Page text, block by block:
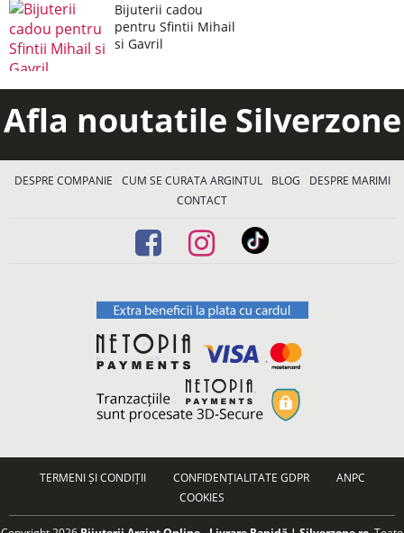
Bijuterii cadou
pentru Sfintii Mihail
si Gavril
Afla noutatile Silverzone
DESPRE COMPANIE CUM SE CURATA ARGINTUL BLOG
DESPRE MARIMI
CONTACT
TERMENI ȘI CONDIȚII CONFIDENȚIALITATE GDPR
ANPC
COOKIES